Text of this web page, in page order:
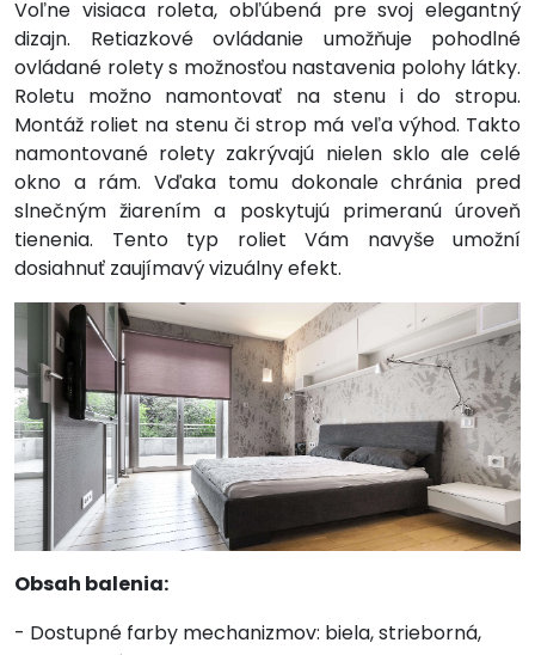
Voľne visiaca roleta, obľúbená pre svoj elegantný
dizajn. Retiazkové ovládanie umožňuje pohodlné
ovládané rolety s možnosťou nastavenia polohy látky.
Roletu možno namontovať na stenu i do stropu.
Montáž roliet na stenu či strop má veľa výhod. Takto
namontované rolety zakrývajú nielen sklo ale celé
okno a rám. Vďaka tomu dokonale chránia pred
slnečným žiarením a poskytujú primeranú úroveň
tienenia. Tento typ roliet Vám navyše umožní
dosiahnuť zaujímavý vizuálny efekt.
Obsah balenia:
- Dostupné farby mechanizmov: biela, strieborná,